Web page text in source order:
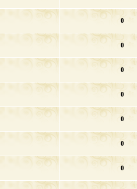
0
0
0
0
0
0
0